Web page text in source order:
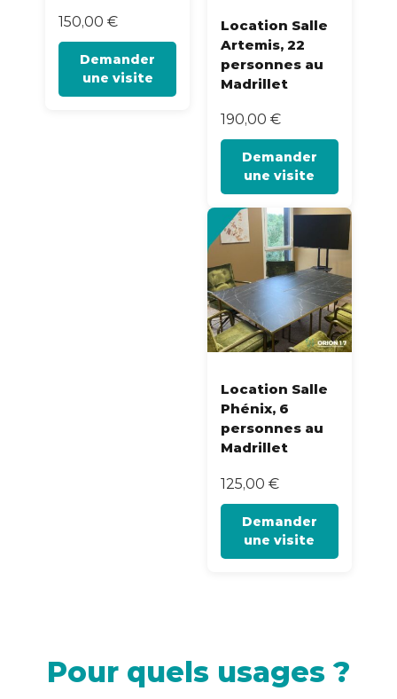
150,00€
Demander
une visite
Location Salle
Artemis, 22
personnes au
Madrillet
190,00 €
Demander
une visite
Location Salle
Phénix, 6
personnes au
Madrillet
125,00 €
Demander
une visite
Pour quels usages ?